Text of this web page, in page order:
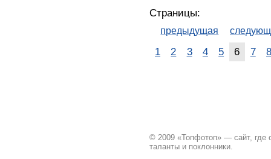
Страницы:
предыдущая
1 2 3 4 5 6 7 8
© 2009 «Топфотоп» — сайт, где
таланты и поклонники.